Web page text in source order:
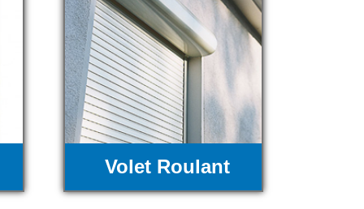
Volet Roulant